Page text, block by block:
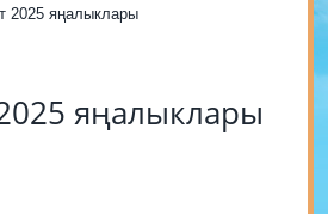
2025 яңалыклары
яңалыклары